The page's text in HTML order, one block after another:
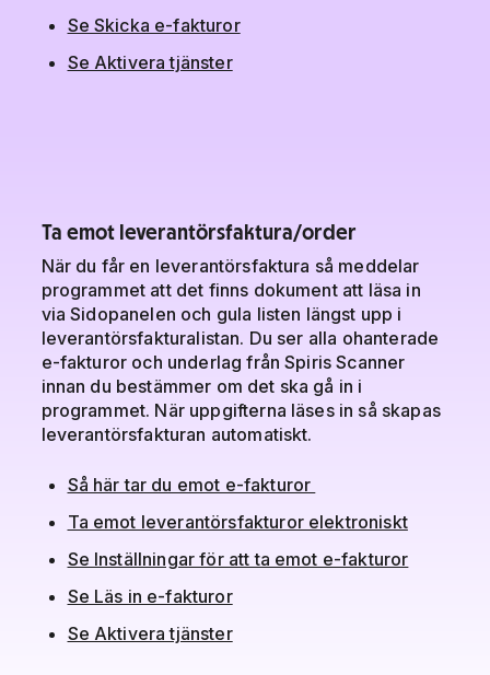
Se Skicka e-fakturor
Se Aktivera tjänster
Ta emot leverantörsfaktura/order
När du får en leverantörsfaktura så meddelar
programmet att det finns dokument att läsa in
via Sidopanelen och gula listen längst upp i
leverantörsfakturalistan. Du ser alla ohanterade
e-fakturor och underlag från Spiris Scanner
innan du bestämmer om det ska gå in i
programmet. När uppgifterna läses in så skapas
leverantörsfakturan automatiskt.
Så här tar du emot e-fakturor
Ta emot leverantörsfakturor elektroniskt
Se Inställningar för att ta emot e-fakturor
Se Läs in e-fakturor
Se Aktivera tjänster